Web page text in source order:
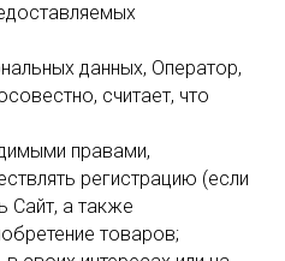
данных, Оператор,
считает, что
правами,
регистрацию (если
Сайт, а также
товаров;